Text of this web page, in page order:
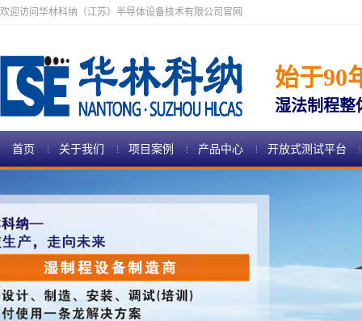
欢迎访问华林科纳（江苏）半导体设备技术有限公司官网
始于90
湿法制程整
首页 关于我们 项目案例 产品中心 开放式测试平台